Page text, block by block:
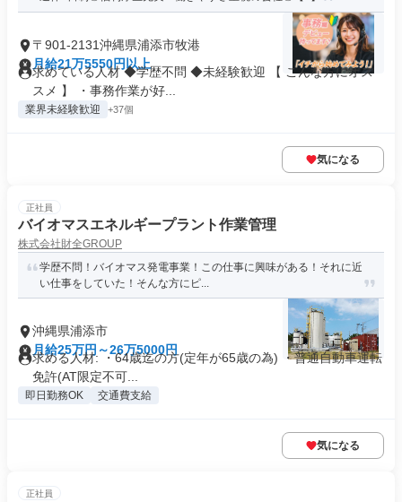
〒901-2131沖縄県浦添市牧港
月給21万5550円以上
求めている人材 ◆学歴不問 ◆未経験歓迎 【 こんな方にオス
スメ 】 ・事務作業が好...
業界未経験歓迎 +37個
気になる
正社員
バイオマスエネルギープラント作業管理
株式会社財全GROUP
学歴不問！バイオマス発電事業！この仕事に興味がある！それに近
い仕事をしていた！そんな方にピ...
沖縄県浦添市
月給25万円～26万5000円
求める人材: ・64歳迄の方(定年が65歳の為) ・普通自動車運転
免許(AT限定不可...
即日勤務OK 交通費支給
気になる
正社員